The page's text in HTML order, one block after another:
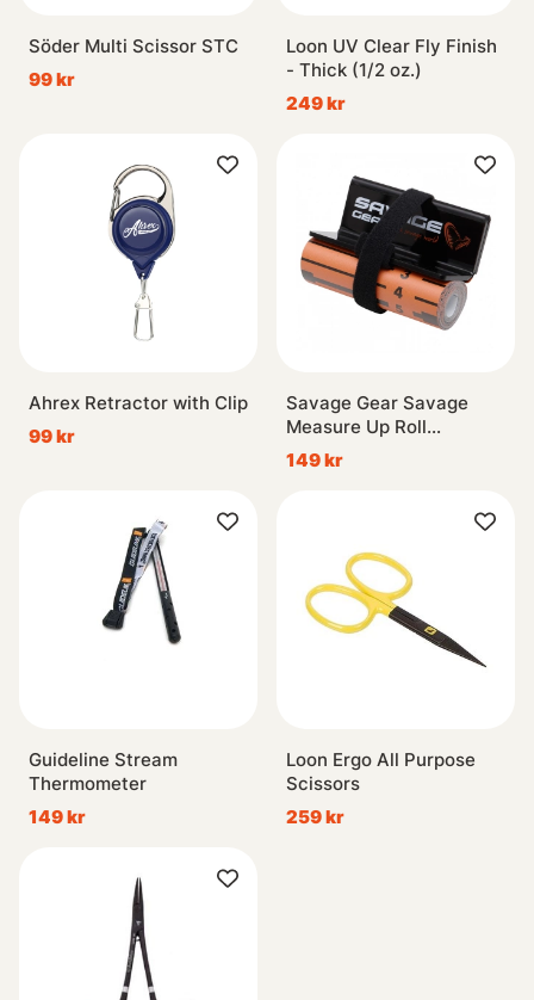
Söder Multi Scissor STC
99 kr
Loon UV Clear Fly Finish
- Thick (1/2 oz.)
249 kr
Ahrex Retractor with Clip
99 kr
Savage Gear Savage
Measure Up Roll
8x130cm
149 kr
Guideline Stream
Thermometer
149 kr
Loon Ergo All Purpose
Scissors
259 kr